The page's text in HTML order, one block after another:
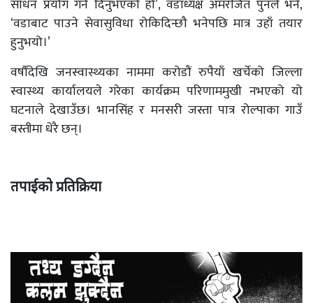
साधन प्रयोग गर्न दिनुभएको हो’, वडाध्यक्ष अमरजित पुनले भने,
‘वडाबाट पाउने सेवासुविधा रोकिदिन्छौ भनेपछि मात्र उहाँ तयार
हुनुभयो।’
वर्षौंदेखि जनस्वास्थ्यका नाममा करोडौं रुपैयाँ खर्चेको जिल्ला
स्वास्थ्य कार्यालयले गरेका कार्यक्रम परिणाममुखी नभएको यो
घटनाले देखाउँछ। भानसिंह र मनसरी जस्ता पात्र रोल्पाका गाउँ
बस्तीमा धेरै छन्।
तपाईको प्रतिक्रिया